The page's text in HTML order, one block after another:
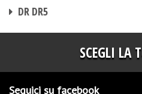
DR DR5
SCEGLI LA
Seguici su facebook